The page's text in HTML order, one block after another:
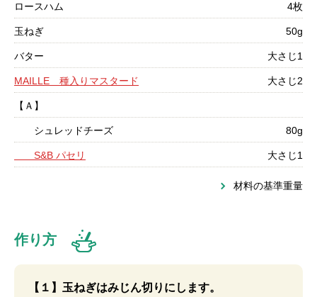
ロースハム 4枚
玉ねぎ 50g
バター 大さじ1
MAILLE 種入りマスタード 大さじ2
【Ａ】
シュレッドチーズ 80g
S&B パセリ 大さじ1
材料の基準重量
作り方
【１】玉ねぎはみじん切りにします。